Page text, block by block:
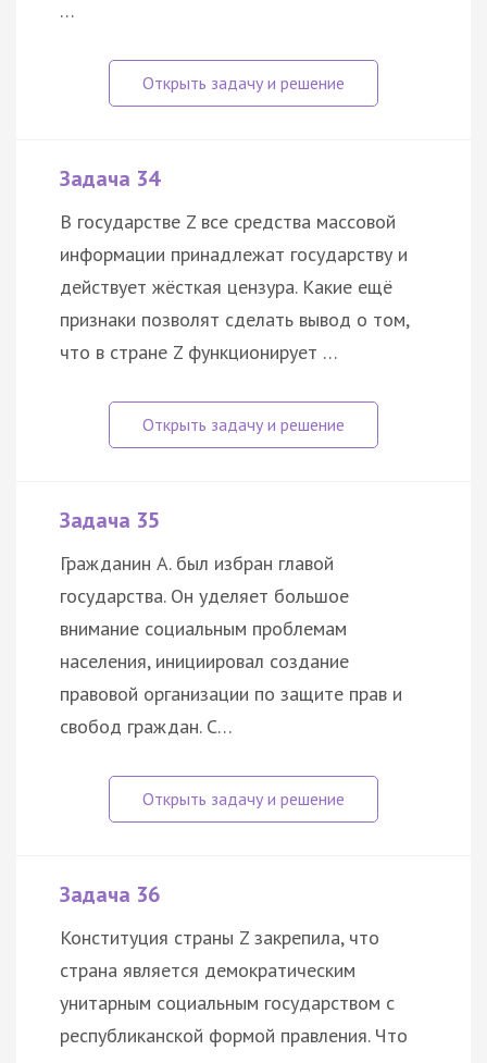
…
Задача 34
В государстве Z все средства массовой
информации принадлежат государству и
действует жёсткая цензура. Какие ещё
признаки позволят сделать вывод о том,
что в стране Z функционирует …
Задача 35
Гражданин А. был избран главой
государства. Он уделяет большое
внимание социальным проблемам
населения, инициировал создание
правовой организации по защите прав и
свобод граждан. С…
Задача 36
Конституция страны Z закрепила, что
страна является демократическим
унитарным социальным государством с
республиканской формой правления. Что